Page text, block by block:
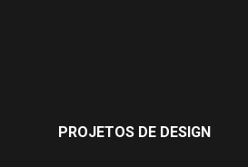
PROJETOS DE DESIGN